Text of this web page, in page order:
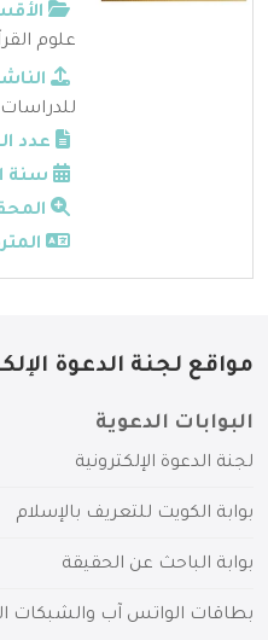
علوم
للدراسات
عدد
سنة
مواقع لجنة الدعوة
البوابات الدعوية
لجنة الدعوة الإلكترونية
بوابة الكويت للتعريف بالإسلام
بوابة الباحث عن الحقيقة
بطاقات الواتس آب والشبكات